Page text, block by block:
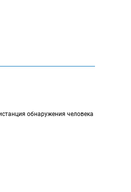
x 18.4°
- 360°
человека